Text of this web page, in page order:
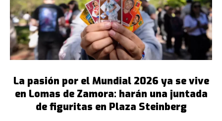
La pasión por el Mundial 2026 ya se vive
en Lomas de Zamora: harán una juntada
de figuritas en Plaza Steinberg